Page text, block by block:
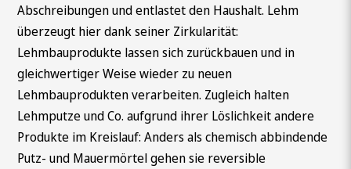
Abschreibungen und entlastet den Haushalt. Lehm
überzeugt hier dank seiner Zirkularität:
Lehmbauprodukte lassen sich zurückbauen und in
gleichwertiger Weise wieder zu neuen
Lehmbauprodukten verarbeiten. Zugleich halten
Lehmputze und Co. aufgrund ihrer Löslichkeit andere
Produkte im Kreislauf: Anders als chemisch abbindende
Putz- und Mauermörtel gehen sie reversible